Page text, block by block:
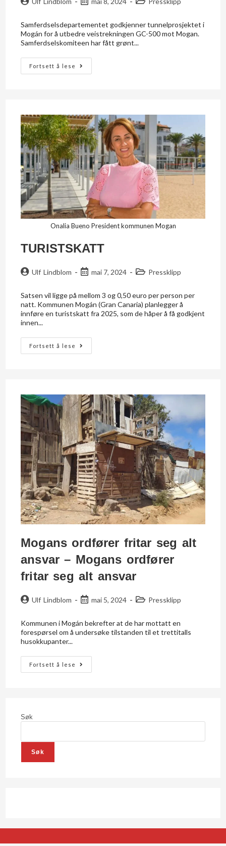
Samferdselsdepartementet godkjenner tunnelprosjektet i
Mogán for å utbedre veistrekningen GC-500 mot Mogan.
Samferdselskomiteen har fått grønt...
Fortsett å lese
Onalia Bueno President kommunen Mogan
TURISTSKATT
Ulf Lindblom mai 7, 2024 Pressklipp
Satsen vil ligge på mellom 3 og 0,50 euro per person per
natt. Kommunen Mogán (Gran Canaria) planlegger å
innføre en turistskatt fra 2025, som de håper å få godkjent
innen...
Fortsett å lese
Mogans ordfører fritar seg alt
ansvar – Mogans ordfører
fritar seg alt ansvar
Ulf Lindblom mai 5, 2024 Pressklipp
Kommunen i Mogán bekrefter at de har mottatt en
forespørsel om å undersøke tilstanden til et trettitalls
husokkupanter...
Fortsett å lese
Søk
Søk